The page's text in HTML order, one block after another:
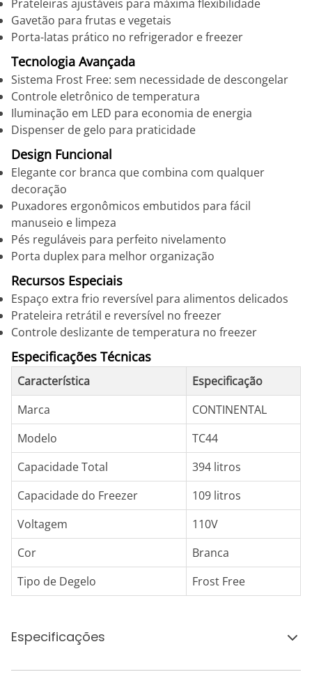
Prateleiras ajustáveis para máxima flexibilidade
Gavetão para frutas e vegetais
Porta-latas prático no refrigerador e freezer
Tecnologia Avançada
Sistema Frost Free: sem necessidade de descongelar
Controle eletrônico de temperatura
Iluminação em LED para economia de energia
Dispenser de gelo para praticidade
Design Funcional
Elegante cor branca que combina com qualquer
decoração
Puxadores ergonômicos embutidos para fácil
manuseio e limpeza
Pés reguláveis para perfeito nivelamento
Porta duplex para melhor organização
Recursos Especiais
Espaço extra frio reversível para alimentos delicados
Prateleira retrátil e reversível no freezer
Controle deslizante de temperatura no freezer
Especificações Técnicas
Característica
Especificação
Marca
CONTINENTAL
Modelo
TC44
Capacidade Total
394 litros
Capacidade do Freezer
109 litros
Voltagem
110V
Cor
Branca
Tipo de Degelo
Frost Free
Especificações